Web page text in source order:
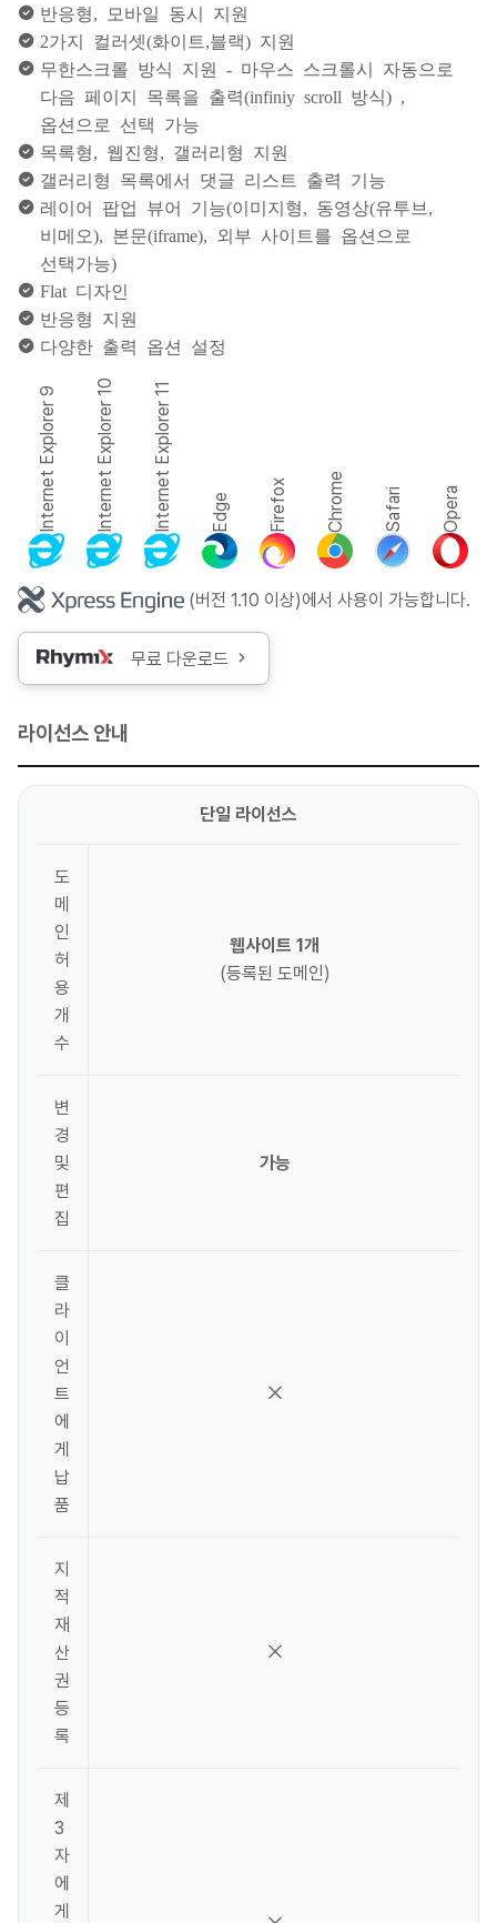
반응형, 모바일 동시 지원
2가지 컬러셋(화이트,블랙) 지원
무한스크롤 방식 지원 - 마우스 스크롤시 자동으로
다음 페이지 목록을 출력(infiniy scroll 방식) ,
옵션으로 선택 가능
목록형, 웹진형, 갤러리형 지원
갤러리형 목록에서 댓글 리스트 출력 기능
레이어 팝업 뷰어 기능(이미지형, 동영상(유투브,
비메오), 본문(iframe), 외부 사이트를 옵션으로
선택가능)
Flat 디자인
반응형 지원
다양한 출력 옵션 설정
Internet Explorer 9 Internet Explorer 10 Internet Explorer 11 Edge Firefox Chrome Safari Opera
(버전 1.10 이상)에서 사용이 가능합니다.
무료 다운로드
라이선스 안내
단일 라이선스
도
메
인
허
용
개
수
웹사이트 1개
(등록된 도메인)
변
경
및
편
집
가능
클
라
이
언
트
에
게
납
품
지
적
재
산
권
등
록
제
3
자
에
게